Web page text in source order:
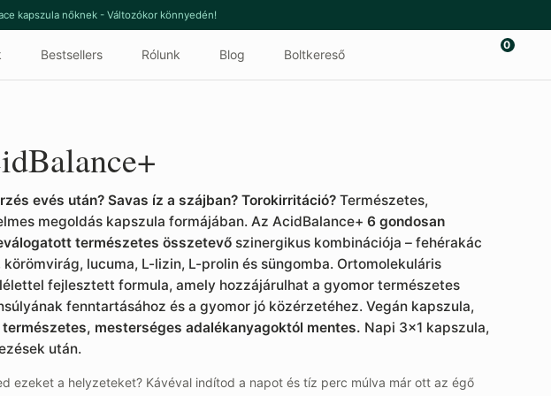
kapszula nőknek - Változókor könnyedén!
Bestsellers Rólunk Blog Boltkereső
0
evés után? Savas íz a szájban? Torokirritáció?Természetes,
megoldás kapszula formájában. Az AcidBalance+ 6 gondosan
természetes összetevőszinergikus kombinációja – fehérakác
körömvirág, lucuma, L-lizin, L-prolin és süngomba. Ortomolekuláris
fejlesztett formula, amely hozzájárulhat a gyomor természetes
fenntartásához és a gyomor jó közérzetéhez. Vegán kapszula,
természetes, mesterséges adalékanyagoktól mentes. Napi 3×1 kapszula,
után.
ezeket a helyzeteket? Kávéval indítod a napot és tíz perc múlva már ott az égő